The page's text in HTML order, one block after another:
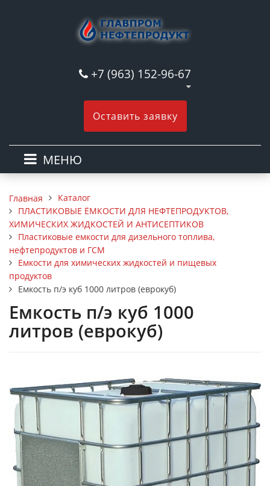
+7 (963) 152-96-67
Оставить заявку
МЕНЮ
Главная
Каталог
ПЛАСТИКОВЫЕ ЁМКОСТИ ДЛЯ НЕФТЕПРОДУКТОВ,
ХИМИЧЕСКИХ ЖИДКОСТЕЙ И АНТИСЕПТИКОВ
Пластиковые емкости для дизельного топлива,
нефтепродуктов и ГСМ
Емкости для химических жидкостей и пищевых
продуктов
Емкость п/э куб 1000 литров (еврокуб)
Емкость п/э куб 1000
литров (еврокуб)